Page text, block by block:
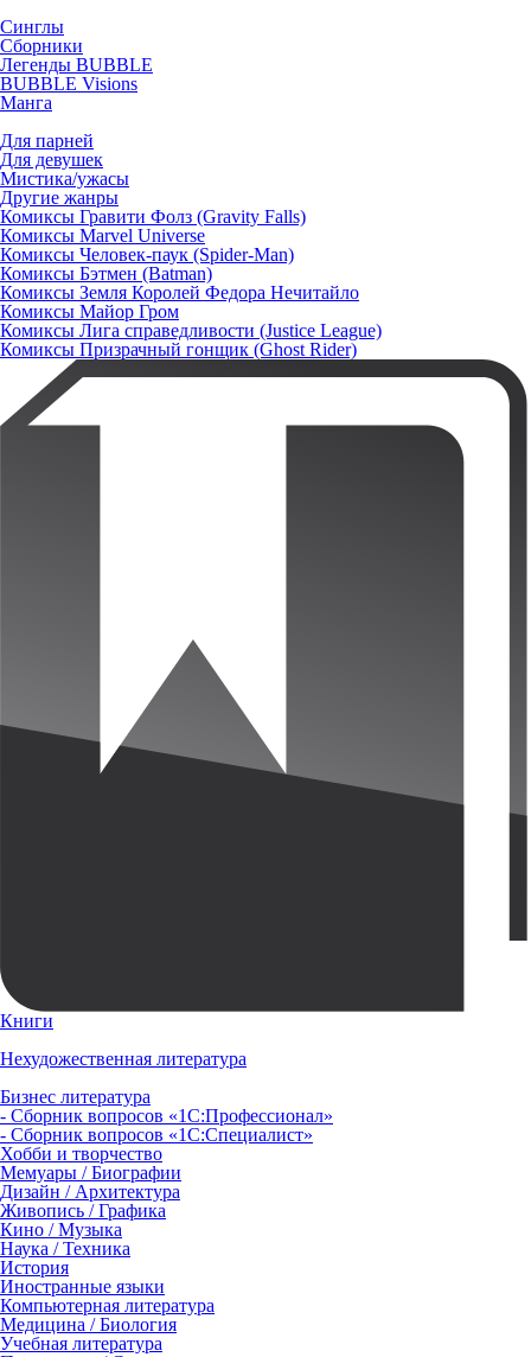
Синглы
Сборники
Легенды BUBBLE
BUBBLE Visions
Манга
Для парней
Для девушек
Мистика/ужасы
Другие жанры
Комиксы Гравити Фолз (Gravity Falls)
Комиксы Marvel Universe
Комиксы Человек-паук (Spider-Man)
Комиксы Бэтмен (Batman)
Комиксы Земля Королей Федора Нечитайло
Комиксы Майор Гром
Комиксы Лига справедливости (Justice League)
Комиксы Призрачный гонщик (Ghost Rider)
Книги
Нехудожественная литература
Бизнес литература
- Сборник вопросов «1С:Профессионал»
- Сборник вопросов «1С:Специалист»
Хобби и творчество
Мемуары / Биографии
Дизайн / Архитектура
Живопись / Графика
Кино / Музыка
Наука / Техника
История
Иностранные языки
Компьютерная литература
Медицина / Биология
Учебная литература